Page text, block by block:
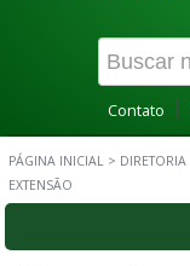
Contato
PÁGINA INICIAL >
EXTENSÃO